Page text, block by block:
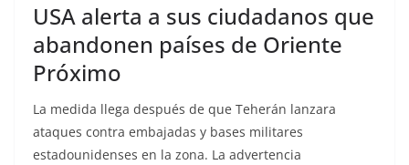
USA alerta a sus ciudadanos que
abandonen países de Oriente
Próximo
La medida llega después de que Teherán lanzara
ataques contra embajadas y bases militares
estadounidenses en la zona. La advertencia